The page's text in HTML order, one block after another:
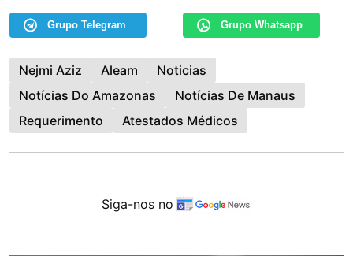
Grupo Telegram Grupo Whatsapp
Nejmi Aziz Aleam
Noticias
Notícias Do Amazonas
Notícias De Manaus
Requerimento
Atestados Médicos
Siga-nos no